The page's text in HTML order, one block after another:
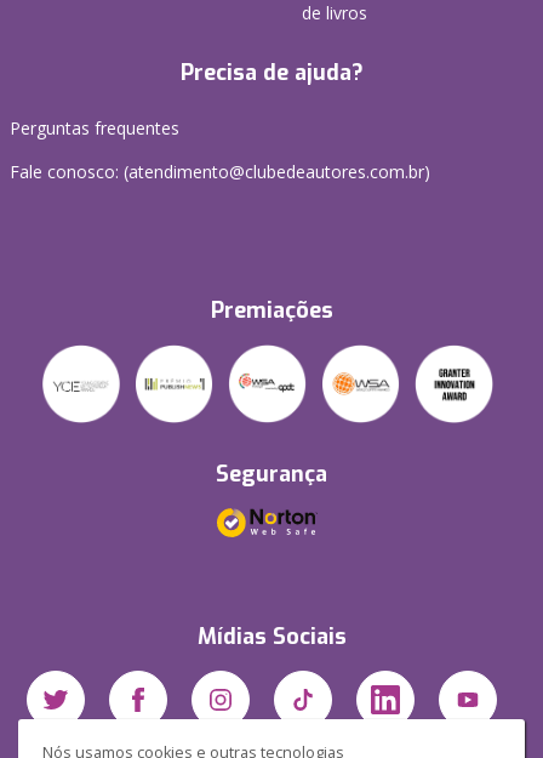
Nós usamos cookies e outras tecnologias
de livros
Precisa de ajuda?
Perguntas frequentes
Fale conosco: (atendimento@clubedeautores.com.br)
Premiações
Segurança
Mídias Sociais